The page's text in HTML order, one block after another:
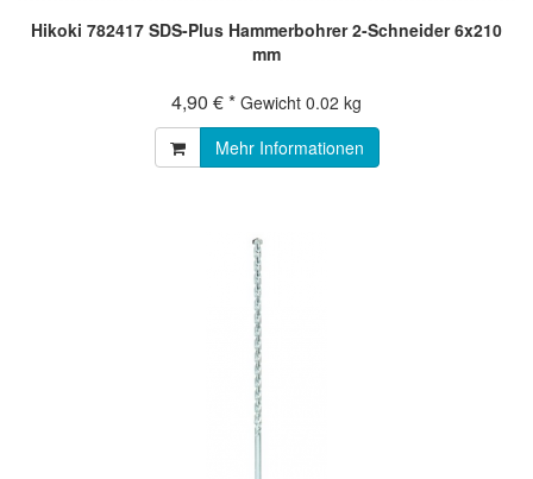
Hikoki 782417 SDS-Plus Hammerbohrer 2-Schneider 6x210
mm
4,90 € * Gewicht 0.02 kg
Mehr Informationen